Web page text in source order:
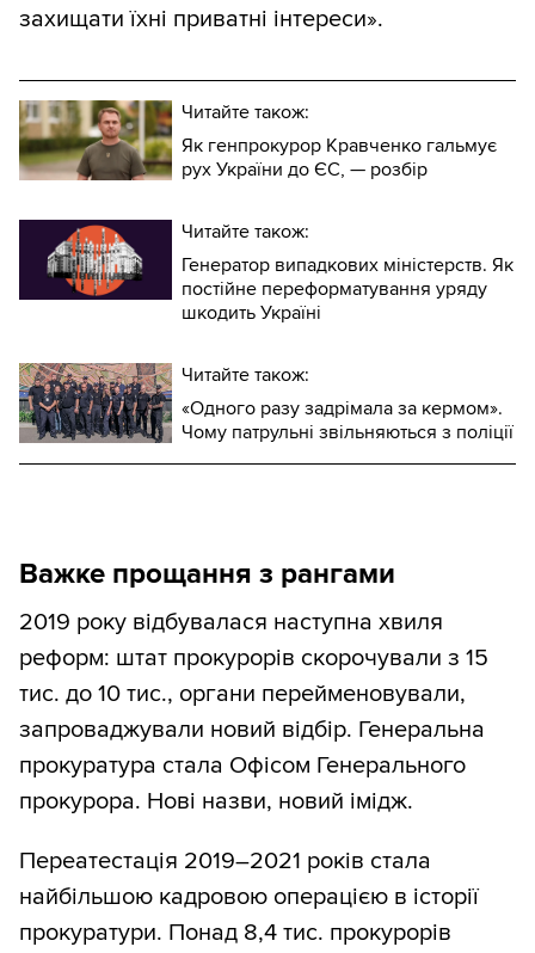
захищати їхні приватні інтереси».
Читайте також:
Як генпрокурор Кравченко гальмує
рух України до ЄС, — розбір
Читайте також:
Генератор випадкових міністерств. Як
постійне переформатування уряду
шкодить Україні
Читайте також:
«Одного разу задрімала за кермом».
Чому патрульні звільняються з поліції
Важке прощання з рангами
2019 року відбувалася наступна хвиля
реформ: штат прокурорів скорочували з 15
тис. до 10 тис., органи перейменовували,
запроваджували новий відбір. Генеральна
прокуратура стала Офісом Генерального
прокурора. Нові назви, новий імідж.
Переатестація 2019–2021 років стала
найбільшою кадровою операцією в історії
прокуратури. Понад 8,4 тис. прокурорів